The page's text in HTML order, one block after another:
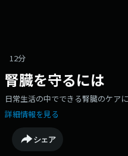
12分
腎臓を守るには
日常生活の中でできる腎臓のケア
詳細情報を見る
シェア